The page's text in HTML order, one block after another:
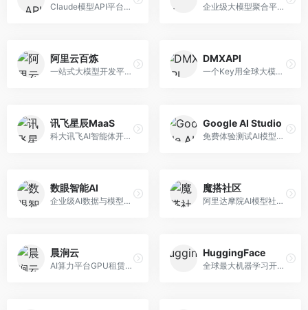
Claude模型API平台，专注于安全可靠的AI服务。面向开发者，提供Claude系列模型API、安全特性、企业级服务等，API质量高。 企业级大模型聚合平台，专注于企业AI服务。面向企业用户，提供多模型管理、安全合规、成本优化等服务，企业级功能完善。
阿里云百炼
一站式大模型开发平台，深度整合阿里云服务。面向企业开发者和AI团队，提供模型训练、微调、部署、应用开发等全流程服务，企业级功能完善。
DMXAPI
一个Key用全球大模型的聚合平台。面向开发者，提供多模型统一API、简化接入、成本控制等服务，接入便捷。
讯飞星辰MaaS
科大讯飞AI智能体开发平台，专注于企业级模型服务。面向企业用户，提供模型调用、智能体创建、行业解决方案等服务，中文能力突出。
Google AI Studio
免费体验测试AI模型的平台，深度整合Google生态。面向开发者和研究者，提供Gemini模型体验、API密钥管理、提示词测试等服务，免费使用。
数眼智能AI
企业级AI数据与模型服务平台，专注于数据驱动AI。面向企业用户，提供数据管理、模型训练、部署服务等，数据治理能力强。
魔搭社区
阿里达摩院AI模型社区，专注于中文AI生态。面向中文开发者，提供开源模型、数据集、开发工具等资源，中文模型丰富。
晨涧云
AI算力平台GPU租赁服务，专注于弹性算力。面向开发者和研究者，提供GPU租赁、弹性调度、成本优化等服务，算力灵活。
HuggingFace
全球最大机器学习开源社区，整合模型库与开发工具。面向AI研究者和开发者，提供开源模型、数据集、开发工具等资源，开源生态最完善。